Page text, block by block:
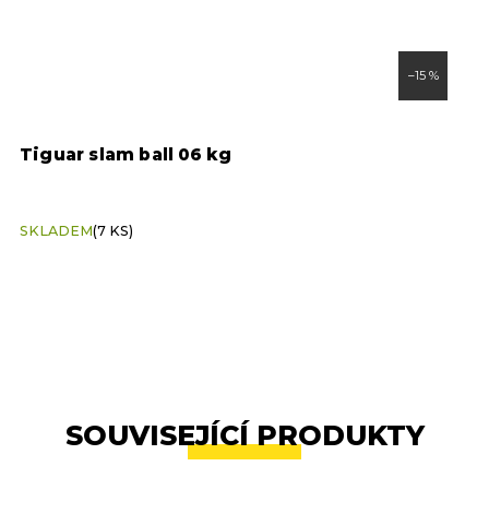
–15 %
Tiguar slam ball 06 kg
SKLADEM(7 KS)
SOUVISEJÍCÍ PRODUKTY